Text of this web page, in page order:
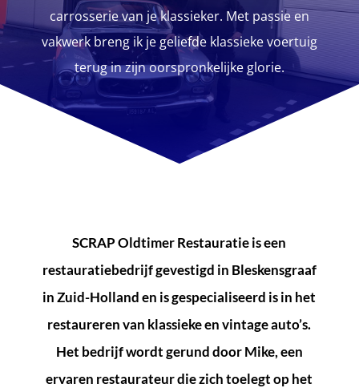
carrosserie van je klassieker. Met passie en
vakwerk breng ik je geliefde klassieke voertuig
terug in zijn oorspronkelijke glorie.
SCRAP Oldtimer Restauratie is een
restauratiebedrijf gevestigd in Bleskensgraaf
in Zuid-Holland en is gespecialiseerd is in het
restaureren van klassieke en vintage auto’s.
Het bedrijf wordt gerund door Mike, een
ervaren restaurateur die zich toelegt op het